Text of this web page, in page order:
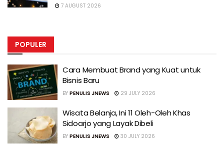
7 AUGUST 2026
POPULER
Cara Membuat Brand yang Kuat untuk
Bisnis Baru
BY PENULIS JNEWS 29 JULY 2026
Wisata Belanja, Ini 11 Oleh-Oleh Khas
Sidoarjo yang Layak Dibeli
BY PENULIS JNEWS 30 JULY 2026